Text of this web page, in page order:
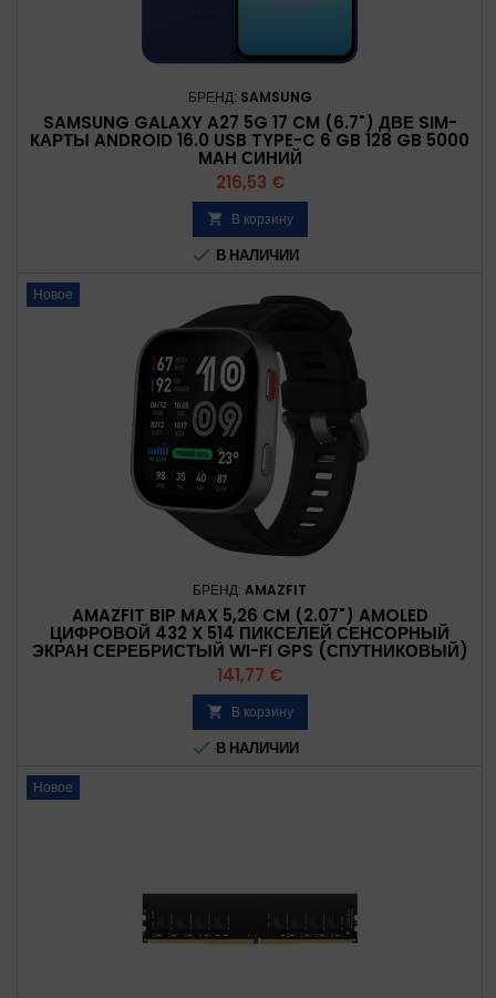
БРЕНД: SAMSUNG
SAMSUNG GALAXY A27 5G 17 CM (6.7") ДВЕ SIM-
КАРТЫ ANDROID 16.0 USB TYPE-C 6 GB 128 GB 5000
MAH СИНИЙ
Цена
216,53 €
 В корзину
 В НАЛИЧИИ
Новое
БРЕНД: AMAZFIT
AMAZFIT BIP MAX 5,26 CM (2.07") AMOLED
ЦИФРОВОЙ 432 X 514 ПИКСЕЛЕЙ СЕНСОРНЫЙ
ЭКРАН СЕРЕБРИСТЫЙ WI-FI GPS (СПУТНИКОВЫЙ)
Цена
141,77 €
 В корзину
 В НАЛИЧИИ
Новое